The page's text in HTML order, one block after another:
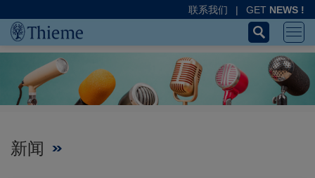
联系我们 | GET NEWS !
新闻